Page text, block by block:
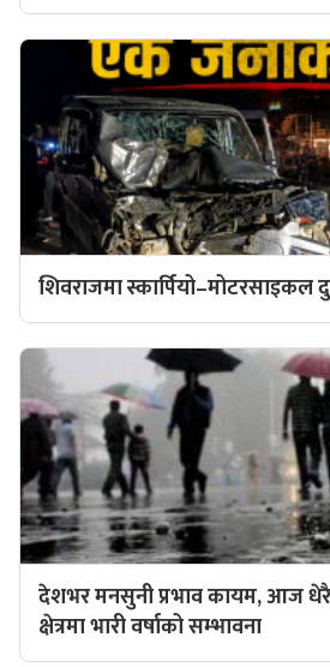
शिवराजमा स्कार्पियो–मोटरसाइकल
देशभर मनसुनी प्रभाव कायम, आज धेरै
क्षेत्रमा भारी वर्षाको सम्भावना